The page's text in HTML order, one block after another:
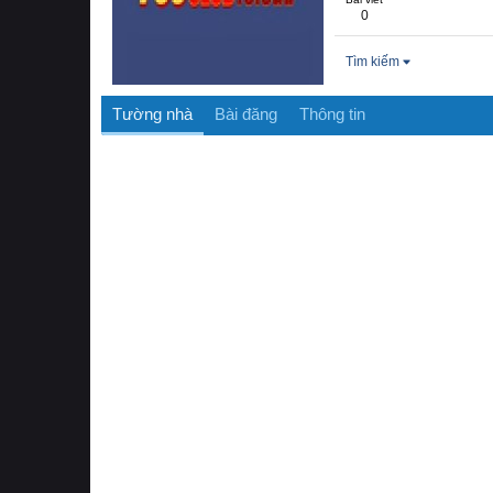
0
Tìm kiếm
Tường nhà Bài đăng Thông tin